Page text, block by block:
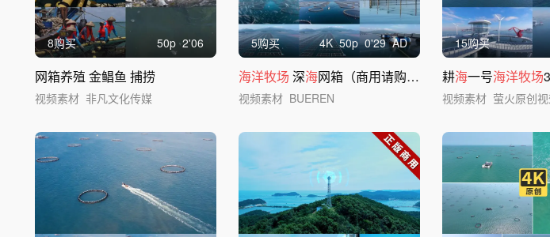
8购买 50p 2'06
网箱养殖 金鲳鱼 捕捞
视频素材 非凡文化传媒
5购买 4K 50p 0'29 AD
海洋牧场 深海网箱（商用请购买企业版）
视频素材 BUEREN
15购买
耕海一号海洋牧场
视频素材 萤火原创